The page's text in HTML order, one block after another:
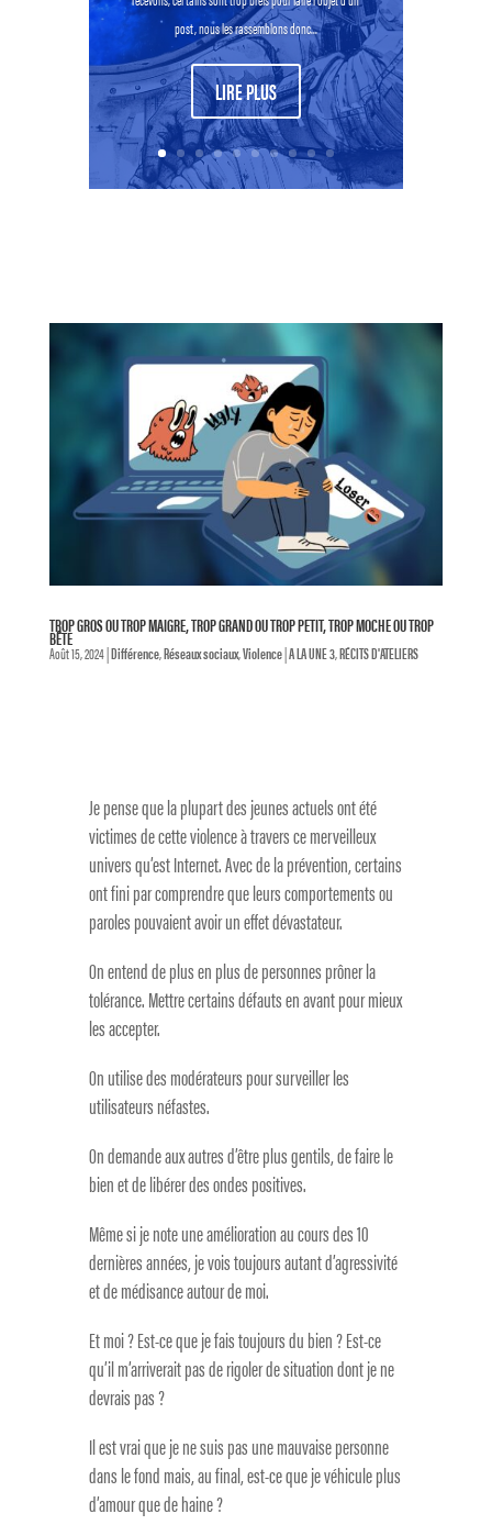
post, nous les rassemblons donc...
LIRE PLUS
TROP GROS OU TROP MAIGRE, TROP GRAND OU TROP PETIT, TROP MOCHE OU TROP
BÊTE
Août 15, 2024|Différence,Réseaux sociaux,Violence|A LA UNE 3,RÉCITS D'ATELIERS
Je pense que la plupart des jeunes actuels ont été
victimes de cette violence à travers ce merveilleux
univers qu’est Internet. Avec de la prévention, certains
ont fini par comprendre que leurs comportements ou
paroles pouvaient avoir un effet dévastateur.
On entend de plus en plus de personnes prôner la
tolérance. Mettre certains défauts en avant pour mieux
les accepter.
On utilise des modérateurs pour surveiller les
utilisateurs néfastes.
On demande aux autres d’être plus gentils, de faire le
bien et de libérer des ondes positives.
Même si je note une amélioration au cours des 10
dernières années, je vois toujours autant d’agressivité
et de médisance autour de moi.
Et moi ? Est-ce que je fais toujours du bien ? Est-ce
qu’il m’arriverait pas de rigoler de situation dont je ne
devrais pas ?
Il est vrai que je ne suis pas une mauvaise personne
dans le fond mais, au final, est-ce que je véhicule plus
d’amour que de haine ?